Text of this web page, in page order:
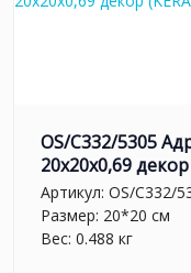
OS/C332/5305
20x20x0,69 декор
Артикул: OS/C332/
Размер: 20*20 см
Вес: 0.488 кг